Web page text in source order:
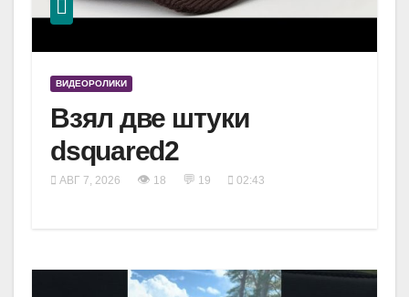
ВИДЕОРОЛИКИ
Взял две штуки
dsquared2
АВГ 7, 2026 👁 18 💬 19 02:43